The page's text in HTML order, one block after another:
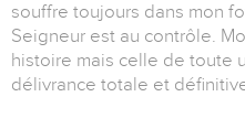
souffre toujours dans mon
Seigneur est au contrôle.
histoire mais celle de toute
délivrance totale et